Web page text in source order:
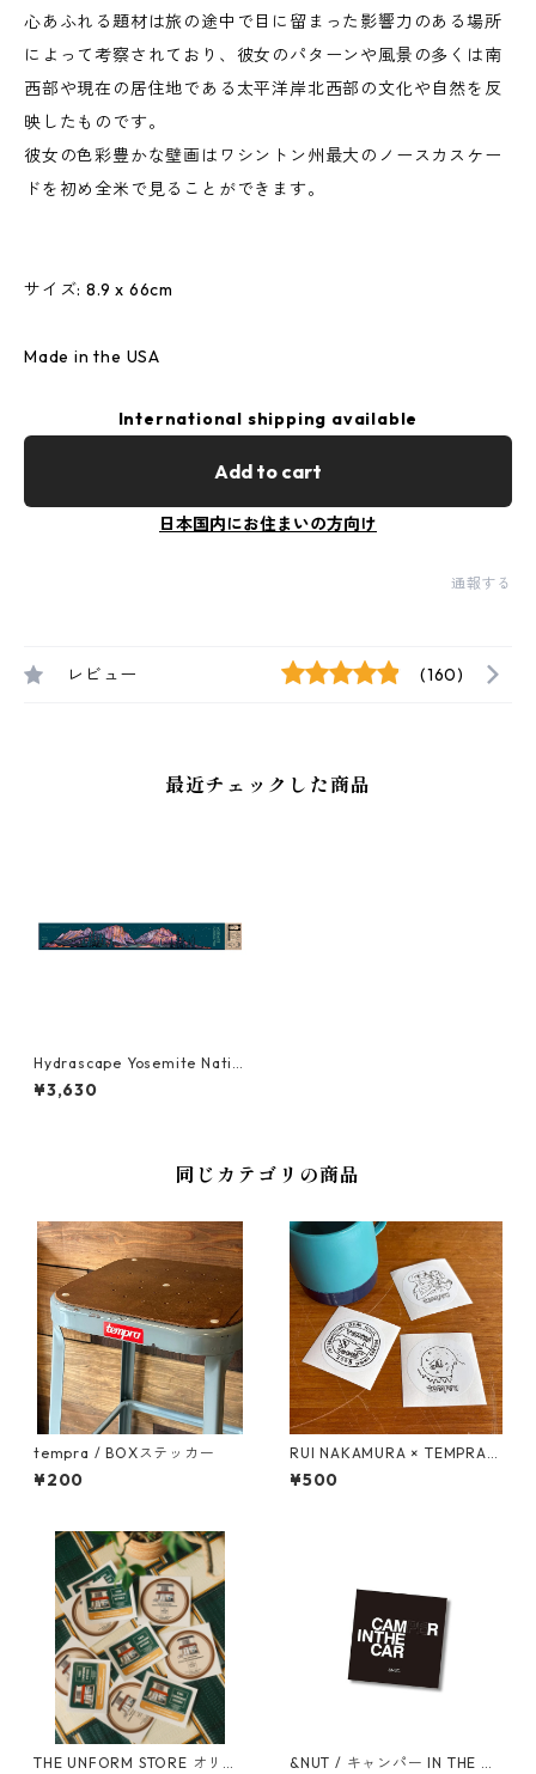
心あふれる題材は旅の途中で目に留まった影響力のある場所
によって考察されており、彼女のパターンや風景の多くは南
西部や現在の居住地である太平洋岸北西部の文化や自然を反
映したものです。
彼女の色彩豊かな壁画はワシントン州最大のノースカスケー
ドを初め全米で見ることができます。
サイズ: 8.9 x 66cm
Made in the USA
International shipping available
Add to cart
日本国内にお住まいの方向け
通報する
レビュー (160)
最近チェックした商品
Hydrascape Yosemite Natio
nal Park Infinity Sticker® ハ
イドラスケープ ステッカー
¥3,630
同じカテゴリの商品
tempra / BOXステッカー
¥200
RUI NAKAMURA × TEMPRA
ロゴ ステッカーSET
¥500
THE UNFORM STORE オリジ
&NUT / キャンパー IN THE CA